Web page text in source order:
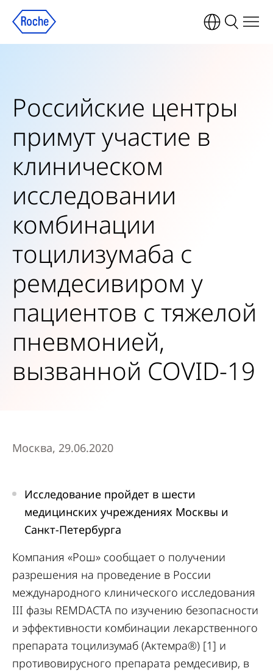
Российские центры
примут участие в
клиническом
исследовании
комбинации
тоцилизумаба с
ремдесивиром у
пациентов с тяжелой
пневмонией,
вызванной COVID-19
Москва, 29.06.2020
Исследование пройдет в шести
медицинских учреждениях Москвы и
Санкт-Петербурга
Компания «Рош» сообщает о получении
разрешения на проведение в России
международного клинического исследования
III фазы REMDACTA по изучению безопасности
и эффективности комбинации лекарственного
препарата тоцилизумаб (Актемра®) [1] и
противовирусного препарата ремдесивир, в